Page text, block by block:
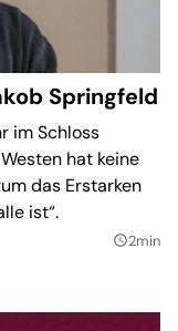
Springfeld
im Schloss
hat keine
das Erstarken
ist“.
query_builder2min